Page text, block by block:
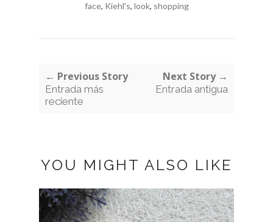
face, Kiehl's, look, shopping
← Previous Story
Entrada más
reciente
Next Story →
Entrada antigua
YOU MIGHT ALSO LIKE